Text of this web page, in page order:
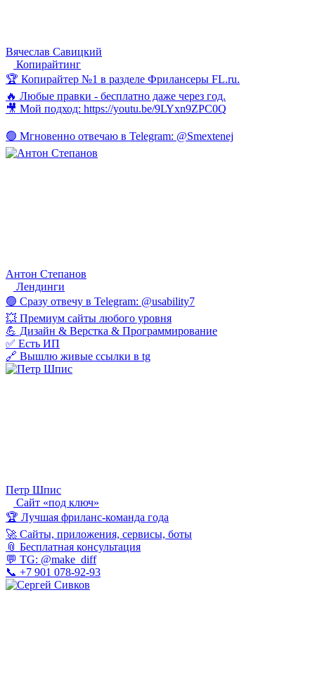
Вячеслав Савицкий
Копирайтинг
🏆 Копирайтер №1 в разделе Фрилансеры FL.ru.
🔥 Любые правки - бесплатно даже через год.
🎥 Мой подход: https://youtu.be/9LYxn9ZPC0Q
🟢 Мгновенно отвечаю в Telegram: @Smextenej
Антон Степанов
Лендинги
🟢 Сразу отвечу в Telegram: @usability7
💥 Премиум сайты любого уровня
💪 Дизайн & Верстка & Программирование
✅ Есть ИП
🔗 Вышлю живые ссылки в tg
Петр Шпис
Сайт «под ключ»
🏆 Лучшая фриланс-команда года
🚀 Сайты, приложения, сервисы, боты
📎 Бесплатная консультация
💬 TG: @make_diff
📞 +7 901 078-92-93